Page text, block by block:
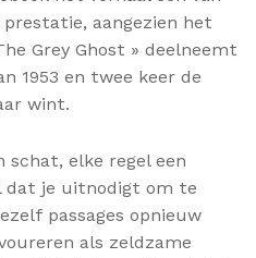
aangezien het
Grey Ghost » deelneemt
1953 en twee keer de
wint.
schat, elke regel een
dat je uitnodigt om te
passages opnieuw
als zeldzame